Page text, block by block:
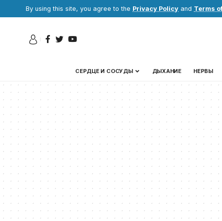
By using this site, you agree to the Privacy Policy and Terms
СЕРДЦЕ И СОСУДЫ ДЫХАНИЕ НЕРВЫ